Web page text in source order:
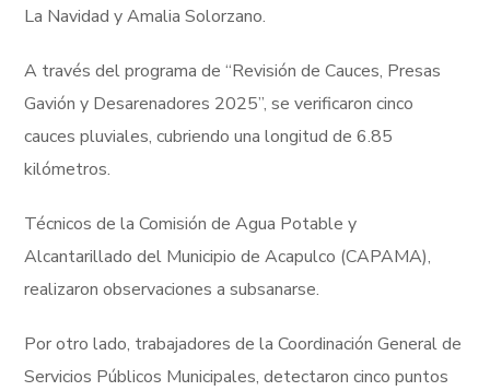
La Navidad y Amalia Solorzano.
A través del programa de “Revisión de Cauces, Presas
Gavión y Desarenadores 2025”, se verificaron cinco
cauces pluviales, cubriendo una longitud de 6.85
kilómetros.
Técnicos de la Comisión de Agua Potable y
Alcantarillado del Municipio de Acapulco (CAPAMA),
realizaron observaciones a subsanarse.
Por otro lado, trabajadores de la Coordinación General de
Servicios Públicos Municipales, detectaron cinco puntos